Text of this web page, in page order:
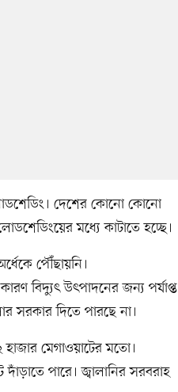
দেশের কোনো কোনো
মধ্যে কাটাতে হচ্ছে।
পৌঁছায়নি।
বিদ্যুৎ উৎপাদনের জন্য পর্যাপ্ত
সরকার দিতে পারছে না।
হাজার মেগাওয়াটের মতো।
পারে। জ্বালানির সরবরাহ